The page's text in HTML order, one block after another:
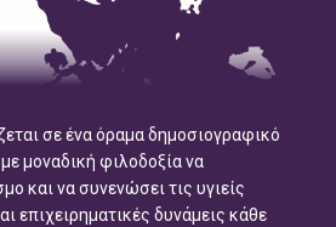
σε ένα όραμα δημοσιογραφικό
μοναδική φιλοδοξία να
και να συνενώσει τις υγιείς
επιχειρηματικές δυνάμεις κάθε